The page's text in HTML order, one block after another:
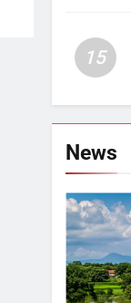
15
News